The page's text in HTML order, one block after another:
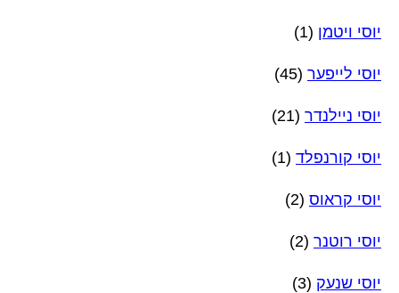
יוסי ויטמן (1)
יוסי לייפער (45)
יוסי ניילנדר (21)
יוסי קורנפלד (1)
יוסי קראוס (2)
יוסי רוטנר (2)
יוסי שנעק (3)